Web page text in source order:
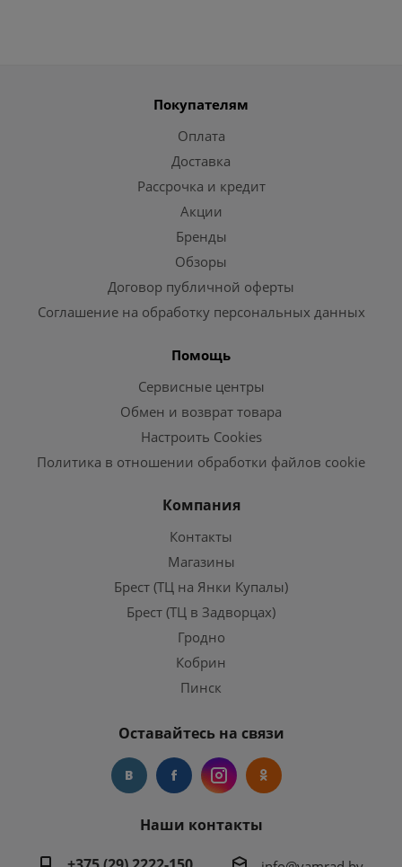
Покупателям
Оплата
Доставка
Рассрочка и кредит
Акции
Бренды
Обзоры
Договор публичной оферты
Соглашение на обработку персональных данных
Помощь
Сервисные центры
Обмен и возврат товара
Настроить Cookies
Политика в отношении обработки файлов cookie
Компания
Контакты
Магазины
Брест (ТЦ на Янки Купалы)
Брест (ТЦ в Задворцах)
Гродно
Кобрин
Пинск
Оставайтесь на связи
Наши контакты